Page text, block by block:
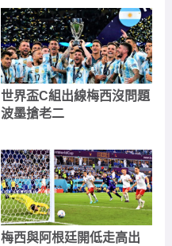
世界盃C組出線梅西沒問題
波墨搶老二
梅西與阿根廷開低走高出